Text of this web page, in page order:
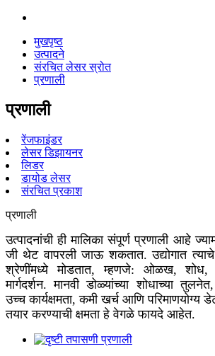
मुखपृष्ठ
उत्पादने
संरचित लेसर स्रोत
प्रणाली
प्रणाली
रेंजफाइंडर
लेसर डिझायनर
लिडर
डायोड लेसर
संरचित प्रकाश
प्रणाली
उत्पादनांची ही मालिका संपूर्ण प्रणाली आहे
जी थेट वापरली जाऊ शकतात. उद्योगात
श्रेणींमध्ये मोडतात, म्हणजे: ओळख, शोध,
मार्गदर्शन. मानवी डोळ्यांच्या शोधाच्या
उच्च कार्यक्षमता, कमी खर्च आणि परिमाणयोग्य
तयार करण्याची क्षमता हे वेगळे फायदे आहेत.